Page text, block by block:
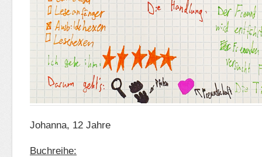
Johanna, 12 Jahre
Buchreihe: